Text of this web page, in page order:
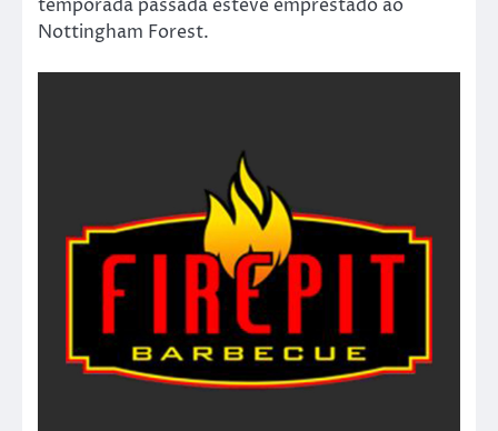
temporada passada esteve emprestado ao
Nottingham Forest.